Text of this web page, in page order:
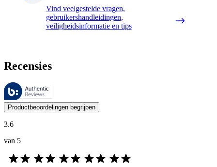
Vind veelgestelde vragen,
gebruikershandleidingen,
veiligheidsinformatie en tips
Recensies
Deze beoordelingen worden beheerd door Bazaarvoice en voldoen
De mening van onze klanten is nuttig voor iedereen, of het nu een
Productbeoordelingen begrijpen
3.6
van 5